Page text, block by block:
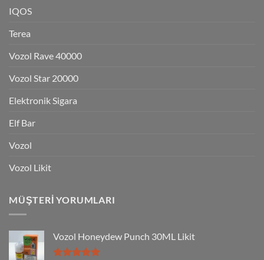
IQOS
Terea
Vozol Rave 40000
Vozol Star 20000
Elektronik Sigara
Elf Bar
Vozol
Vozol Likit
MÜŞTERI YORUMLARI
Vozol Honeydew Punch 30ML Likit